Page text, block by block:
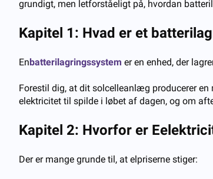
grundigt, men letforståeligt på, hvordan
Kapitel 1: Hvad er et
Enbatterilagringssystem er en enhed, der
Forestil dig, at dit solcelleanlæg producerer
elektricitet til spilde i løbet af dagen, og om
Kapitel 2: Hvorfor er E
Der er mange grunde til, at elpriserne stiger: